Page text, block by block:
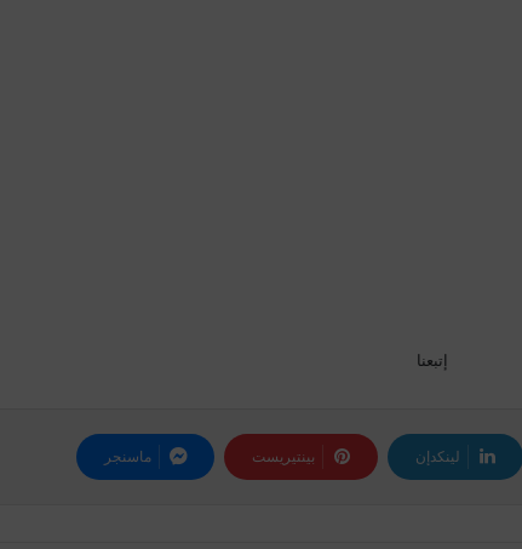
إتبعنا
لينكدإن بينتيريست ماسنجر